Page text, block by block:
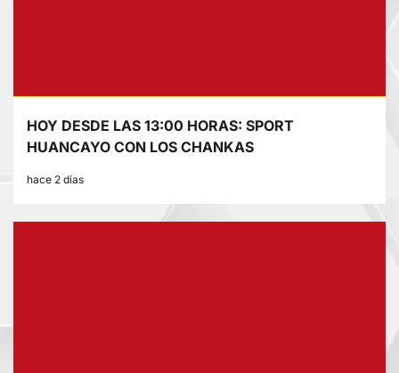
HOY DESDE LAS 13:00 HORAS: SPORT
HUANCAYO CON LOS CHANKAS
hace 2 días